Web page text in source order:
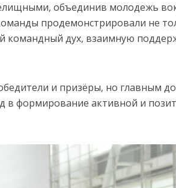
объединив молодежь
продемонстрировали не
командный дух, взаимную
и призёры, но главным
в формирование активной и